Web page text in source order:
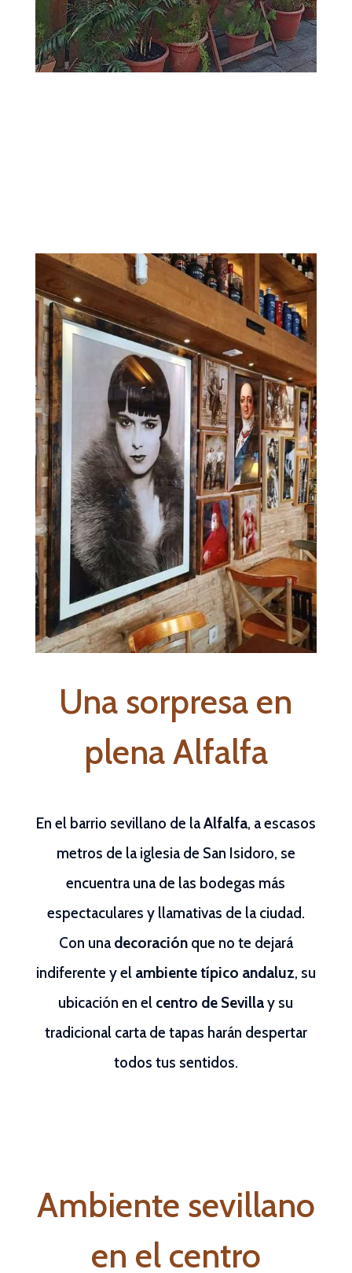
Una sorpresa en
plena Alfalfa
En el barrio sevillano de laAlfalfa, a escasos
metros de la iglesia de San Isidoro, se
encuentra una de las bodegas más
espectaculares y llamativas de la ciudad.
Con unadecoraciónque no te dejará
indiferente y el ambiente típico andaluz, su
ubicación en el centro de Sevillay su
tradicional carta de tapas harán despertar
todos tus sentidos.
Ambiente sevillano
en el centro